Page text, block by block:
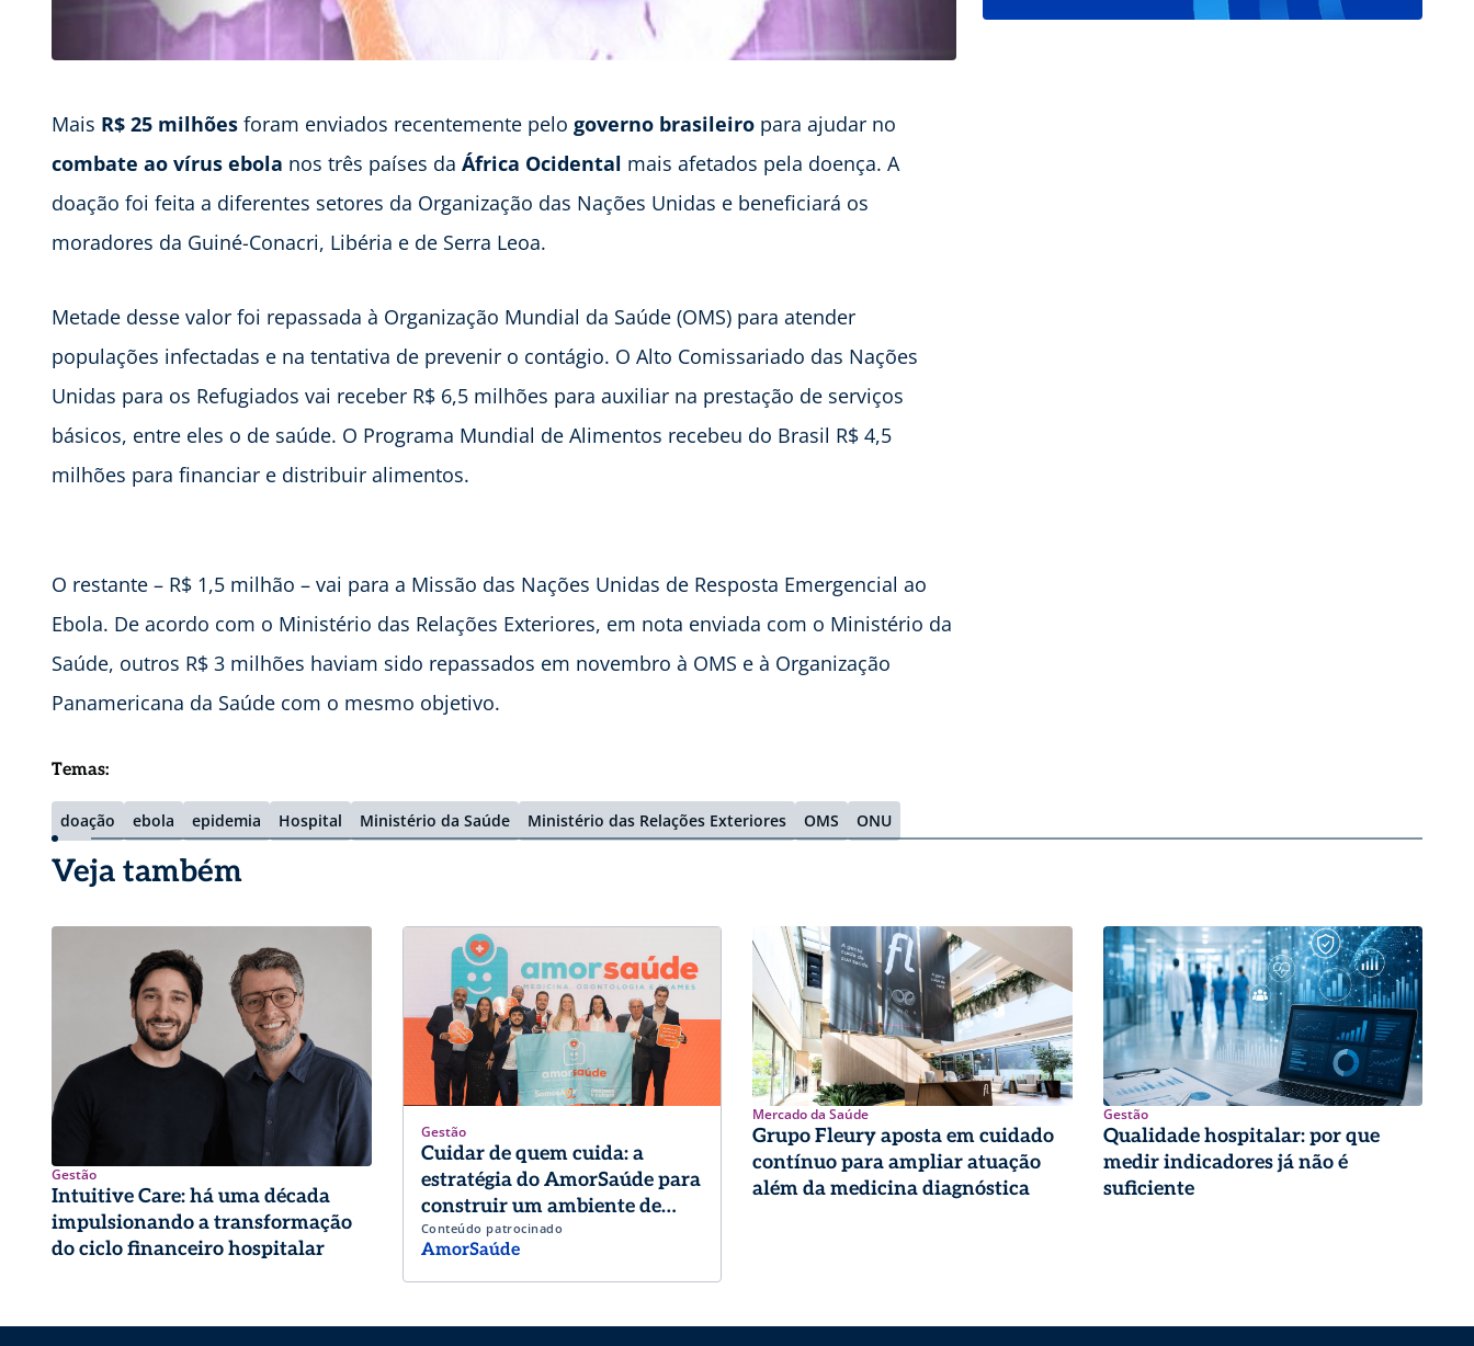
Mais R$ 25 milhões foram enviados recentemente pelo governo brasileiro para ajudar no
combate ao vírus ebola nos três países da África Ocidental mais afetados pela doença. A
doação foi feita a diferentes setores da Organização das Nações Unidas e beneficiará os
moradores da Guiné-Conacri, Libéria e de Serra Leoa.
Metade desse valor foi repassada à Organização Mundial da Saúde (OMS) para atender
populações infectadas e na tentativa de prevenir o contágio. O Alto Comissariado das Nações
Unidas para os Refugiados vai receber R$ 6,5 milhões para auxiliar na prestação de serviços
básicos, entre eles o de saúde. O Programa Mundial de Alimentos recebeu do Brasil R$ 4,5
milhões para financiar e distribuir alimentos.
O restante – R$ 1,5 milhão – vai para a Missão das Nações Unidas de Resposta Emergencial ao
Ebola. De acordo com o Ministério das Relações Exteriores, em nota enviada com o Ministério da
Saúde, outros R$ 3 milhões haviam sido repassados em novembro à OMS e à Organização
Panamericana da Saúde com o mesmo objetivo.
Temas:
doação ebola epidemia Hospital Ministério da Saúde Ministério das Relações Exteriores OMS ONU
Veja também
Gestão
Intuitive Care: há uma década
impulsionando a transformação
do ciclo financeiro hospitalar
Gestão
Cuidar de quem cuida: a
estratégia do AmorSaúde para
construir um ambiente de
trabalho de excelência
Conteúdo patrocinado
AmorSaúde
Mercado da Saúde
Grupo Fleury aposta em cuidado
contínuo para ampliar atuação
além da medicina diagnóstica
Gestão
Qualidade hospitalar: por que
medir indicadores já não é
suficiente